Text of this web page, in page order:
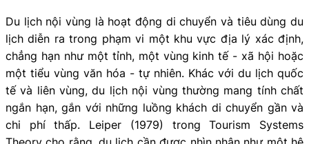
Du lịch nội vùng là hoạt động di chuyển và tiêu dùng du
lịch diễn ra trong phạm vi một khu vực địa lý xác định,
chẳng hạn như một tỉnh, một vùng kinh tế - xã hội hoặc
một tiểu vùng văn hóa - tự nhiên. Khác với du lịch quốc
tế và liên vùng, du lịch nội vùng thường mang tính chất
ngắn hạn, gắn với những luồng khách di chuyển gần và
chi phí thấp. Leiper (1979) trong Tourism Systems